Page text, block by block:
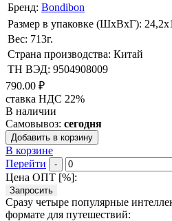
Бренд: Bondibon
Размер в упаковке (ШхВxГ):
Вес: 713г.
Страна производства: Китай
ТН ВЭД: 9504908009
790.00 ₽
ставка НДС 22%
В наличии
Самовывоз: сегодня
Добавить в корзину
В корзине
Перейти
-
Цена ОПТ [%]:
Запросить
Сразу четыре популярные
формате для путешествий: